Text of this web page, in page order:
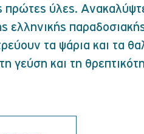
πρώτες ύλες.
ελληνικής
τα ψάρια και τα
γεύση και τη